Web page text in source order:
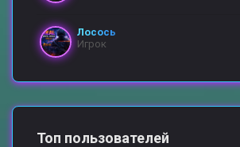
Лосось
Игрок
Топ пользователей